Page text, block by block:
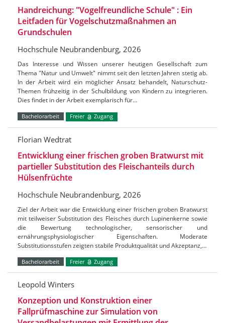
Handreichung: "Vogelfreundliche Schule" : Ein
Leitfaden für Vogelschutzmaßnahmen an
Grundschulen
Hochschule Neubrandenburg, 2026
Das Interesse und Wissen unserer heutigen Gesellschaft zum
Thema "Natur und Umwelt" nimmt seit den letzten Jahren stetig ab.
In der Arbeit wird ein möglicher Ansatz behandelt, Naturschutz-
Themen frühzeitig in der Schulbildung von Kindern zu integrieren.
Dies findet in der Arbeit exemplarisch für…
Bachelorarbeit Freier Zugang
Florian Wedtrat
Entwicklung einer frischen groben Bratwurst mit
partieller Substitution des Fleischanteils durch
Hülsenfrüchte
Hochschule Neubrandenburg, 2026
Ziel der Arbeit war die Entwicklung einer frischen groben Bratwurst
mit teilweiser Substitution des Fleisches durch Lupinenkerne sowie
die Bewertung technologischer, sensorischer und
ernährungsphysiologischer Eigenschaften. Moderate
Substitutionsstufen zeigten stabile Produktqualität und Akzeptanz,…
Bachelorarbeit Freier Zugang
Leopold Winters
Konzeption und Konstruktion einer
Fallprüfmaschine zur Simulation von